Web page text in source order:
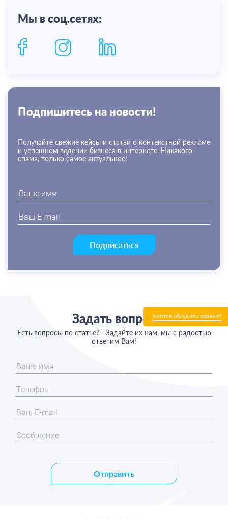
Хотите обсудить проект?
Мы в соц.сетях:
Подпишитесь на новости!
Получайте свежие кейсы и статьи о контекстной рекламе
и успешном ведении бизнеса в интернете. Никакого
спама, только самое актуальное!
Подписаться
Задать вопрос
Есть вопросы по статье? - Задайте их нам, мы с радостью
ответим Вам!
Отправить